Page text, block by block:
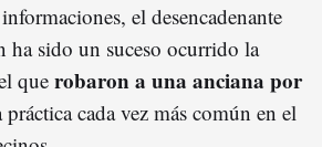
el desencadenante
ha sido un suceso ocurrido la
que robaron a una anciana por
práctica cada vez más común en el